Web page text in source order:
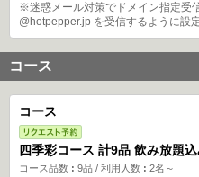
※迷惑メール対策でドメイン指定受
@hotpepper.jp を受信するように設
コース
コース
四季彩コース 計9品 飲み放題
コース品数 9品 利用人数 2名～